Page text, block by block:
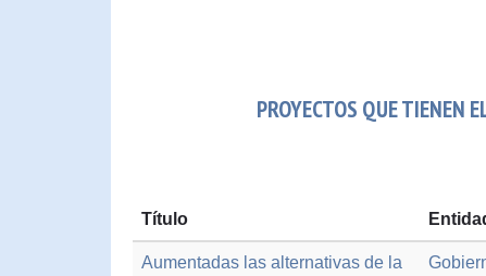
PROYECTOS QUE TIENEN
Título
Aumentadas las alternativas de la